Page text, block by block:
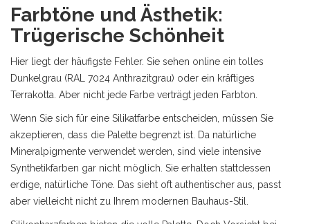
Farbtöne und Ästhetik:
Trügerische Schönheit
Hier liegt der häufigste Fehler. Sie sehen online ein tolles
Dunkelgrau (RAL 7024 Anthrazitgrau) oder ein kräftiges
Terrakotta. Aber nicht jede Farbe verträgt jeden Farbton.
Wenn Sie sich für eine Silikatfarbe entscheiden, müssen Sie
akzeptieren, dass die Palette begrenzt ist. Da natürliche
Mineralpigmente verwendet werden, sind viele intensive
Synthetikfarben gar nicht möglich. Sie erhalten stattdessen
erdige, natürliche Töne. Das sieht oft authentischer aus, passt
aber vielleicht nicht zu Ihrem modernen Bauhaus-Stil.